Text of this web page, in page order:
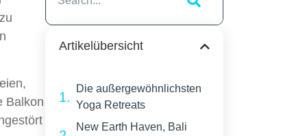
Balkon
Artikelübersicht
Die außergewöhnlichsten
Yoga Retreats
New Earth Haven, Bali